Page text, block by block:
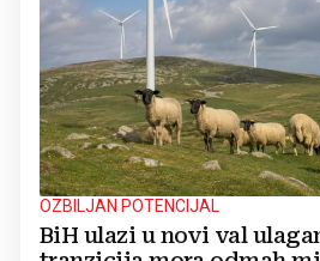
OZBILJAN POTENCIJAL
BiH ulazi u novi val